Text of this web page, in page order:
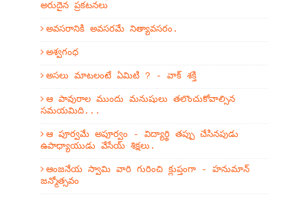
అరుదైన ప్రకటనలు
అవసరానికి అవసరమే నిత్యావసరం.
అశ్వగంధ
అసలు మాటలంటే ఏమిటి ? - వాక్ శక్తి
ఆ పావురాల ముందు మనుషులు తలొంచుకోవాల్సిన
సమయమిది...
ఆ పూర్వమే అపూర్వం - విద్యార్థి తప్పు చేసినపుడు
ఉపాధ్యాయుడు వేసేయ్ శిక్షలు.
ఆంజనేయ స్వామి వారి గురించి క్లుప్తంగా - హనుమాన్
జన్మోత్సవం